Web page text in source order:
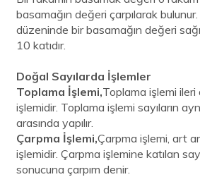
basamağın değeri çarpılarak
düzeninde bir basamağın değeri
10 katıdır.
Doğal Sayılarda İşlemler
Toplama İşlemi,Toplama işlemi
işlemidir. Toplama işlemi sayıların
arasında yapılır.
Çarpma İşlemi,Çarpma işlemi, art
işlemidir. Çarpma işlemine katılan
sonucuna çarpım denir.